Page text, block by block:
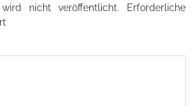
nicht veröffentlicht.
Erforderliche